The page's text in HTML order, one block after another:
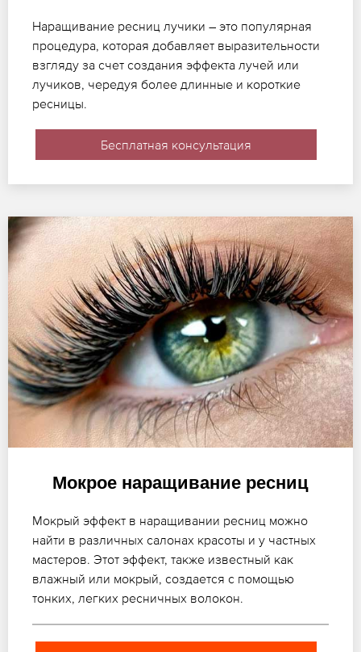
Наращивание ресниц лучики – это популярная
процедура, которая добавляет выразительности
взгляду за счет создания эффекта лучей или
лучиков, чередуя более длинные и короткие
ресницы.
Бесплатная консультация
Мокрое наращивание ресниц
Мокрый эффект в наращивании ресниц можно
найти в различных салонах красоты и у частных
мастеров. Этот эффект, также известный как
влажный или мокрый, создается с помощью
тонких, легких ресничных волокон.